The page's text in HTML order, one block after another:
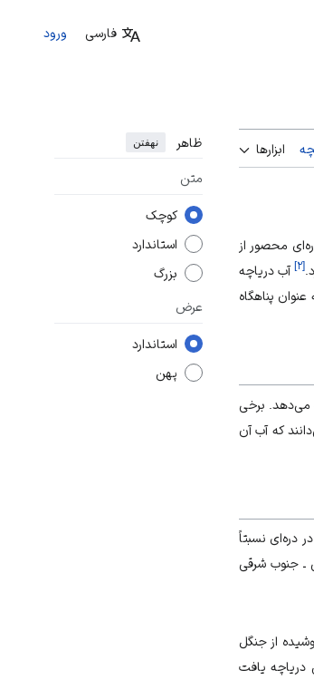
فارسی ورود
ابزارها ظاهر نهفتن
متن
کوچک
استاندارد
بزرگ
عرض
استاندارد
پهن
محصور از
[۲] آب دریاچه
در سال ۲۰۰۹ به عنوان پناهگاه
می‌دهد. برخی
که آب آن
دره‌ای نسبتاً
جنوب شرقی
از جنگل
دریاچه یافت